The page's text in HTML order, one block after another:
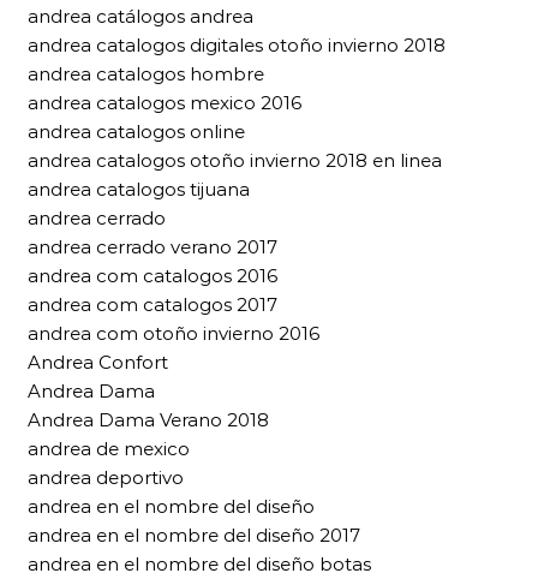
andrea catálogos andrea
andrea catalogos digitales otoño invierno 2018
andrea catalogos hombre
andrea catalogos mexico 2016
andrea catalogos online
andrea catalogos otoño invierno 2018 en linea
andrea catalogos tijuana
andrea cerrado
andrea cerrado verano 2017
andrea com catalogos 2016
andrea com catalogos 2017
andrea com otoño invierno 2016
Andrea Confort
Andrea Dama
Andrea Dama Verano 2018
andrea de mexico
andrea deportivo
andrea en el nombre del diseño
andrea en el nombre del diseño 2017
andrea en el nombre del diseño botas